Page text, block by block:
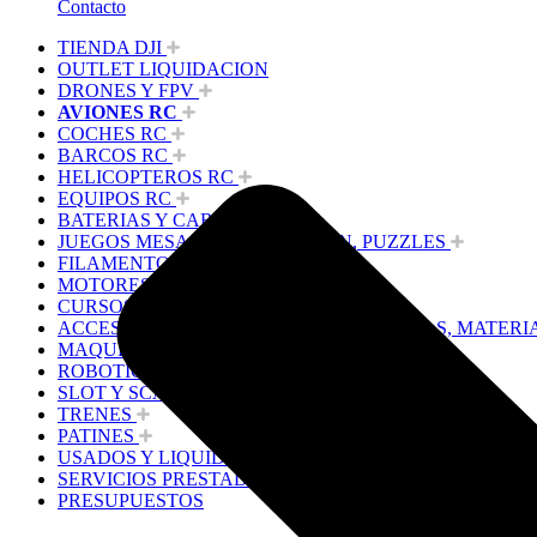
Contacto
TIENDA DJI
OUTLET LIQUIDACION
DRONES Y FPV
AVIONES RC
COCHES RC
BARCOS RC
HELICOPTEROS RC
EQUIPOS RC
BATERIAS Y CARGADORES
JUEGOS MESA, CONSTRUCCION, PUZZLES
FILAMENTO IMPRESORA 3D
MOTORES Y ACCESORIOS
CURSOS Y TALLERES
ACCESORIOS, HERRAMIENTAS, PINTURAS,
MAQUETAS ESTÁTICAS Y COLECCIÓN
ROBOTICA Y GADGETS ELECTRÓNICOS
SLOT Y SCALEXTRIC
TRENES
PATINES
USADOS Y LIQUIDACION
SERVICIOS PRESTADOS
PRESUPUESTOS